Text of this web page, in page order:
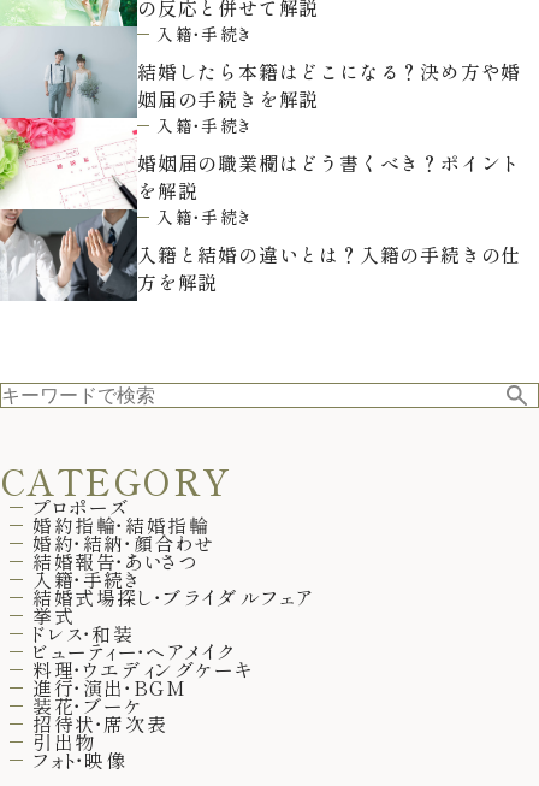
お問合せ ・ 資料請求
ブライダルフェア
ホテル椿山荘東京
営業時間 11:00〜18:00（土日祝 10:00〜19:00）
定休日 火曜日（祝除く）
〒112-8680 東京都文京区関口2-10-8
ホテルサイト
運営会社情報
の反応と併せて解説
入籍・手続き
結婚したら本籍はどこになる？決め方や婚
姻届の手続きを解説
入籍・手続き
婚姻届の職業欄はどう書くべき？ポイント
を解説
入籍・手続き
入籍と結婚の違いとは？入籍の手続きの仕
方を解説
CATEGORY
プロポーズ
婚約指輪・結婚指輪
婚約・結納・顔合わせ
結婚報告・あいさつ
入籍・手続き
結婚式場探し・ブライダルフェア
挙式
ドレス・和装
ビューティー・ヘアメイク
料理・ウエディングケーキ
進行・演出・BGM
装花・ブーケ
招待状・席次表
引出物
フォト・映像